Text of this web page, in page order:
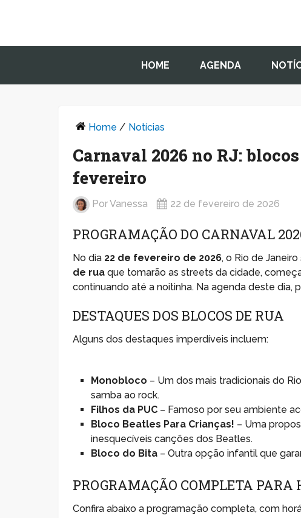
HOME AGENDA
Home / Notícias
Carnaval 2026 no RJ:
fevereiro
PorVanessa 22 de fevereiro de 2026
PROGRAMAÇÃO DO CARNAVAL
No dia 22 de fevereiro de 2026, o Rio de
de rua que tomarão as streets da cidade,
continuando até a noitinha. Na agenda deste
DESTAQUES DOS BLOCOS DE RUA
Alguns dos destaques imperdíveis incluem:
Monobloco – Um dos mais tradicionais do
samba ao rock.
Filhos da PUC – Famoso por seu ambiente
Bloco Beatles Para Crianças! – Uma
inesquecíveis canções dos Beatles.
Bloco do Bita – Outra opção infantil que
PROGRAMAÇÃO COMPLETA PARA
Confira abaixo a programação completa, com